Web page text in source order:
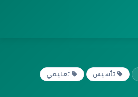
تأسيس تعليمي